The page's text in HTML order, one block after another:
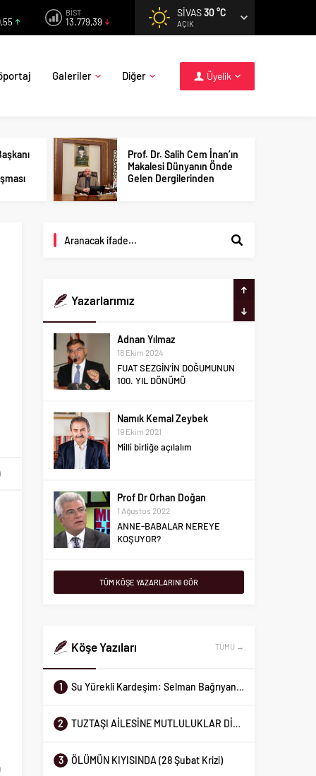
BİST
13.779,39
SIVAS30 °C
AÇIK
Galeriler Diğer Üyelik
Prof. Dr. Salih Cem İnan’ın
Makalesi Dünyanın Önde
Gelen Dergilerinden
Yazarlarımız100. YIL DÖNÜMÜ
Namık Kemal Zeybek
19 Ekim 2021
Milli birliğe açılalım
Prof Dr Orhan Doğan
1 Ağustos 2022
ANNE-BABALAR NEREYE
Tahir Aslandaş Dede
1 Ağustos 2022
Alevilikte İbadet : Cem ve Oniki
Hizmet-II
Tuncay Altun
7 Temmuz 2025
Yavuz Bülent Bakiler
ALEVİLİĞİ DE SÜNNİLİĞİDE
Su Yürekli Kardeşim: Selman
TÜM KÖŞE YAZARLARINI GÖR
Köşe Yazıları TÜMÜ →
1 Su Yürekli Kardeşim: Selman Bağrıyanık’ın Efsanesi
2 TUZTAŞI AİLESİNE MUTLULUKLAR DİLİYORUM
3 ÖLÜMÜN KIYISINDA (28 Şubat Krizi)